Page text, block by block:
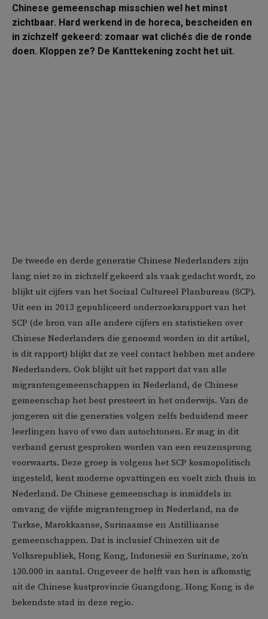
Chinese gemeenschap misschien wel het minst
zichtbaar. Hard werkend in de horeca, bescheiden en
in zichzelf gekeerd: zomaar wat clichés die de ronde
doen. Kloppen ze? De Kanttekening zocht het uit.
De tweede en derde generatie Chinese Nederlanders zijn
lang niet zo in zichzelf gekeerd als vaak gedacht wordt, zo
blijkt uit cijfers van het Sociaal Cultureel Planbureau (SCP).
Uit een in 2013 gepubliceerd onderzoeksrapport van het
SCP (de bron van alle andere cijfers en statistieken over
Chinese Nederlanders die genoemd worden in dit artikel,
is dit rapport) blijkt dat ze veel contact hebben met andere
Nederlanders. Ook blijkt uit het rapport dat van alle
migrantengemeenschappen in Nederland, de Chinese
gemeenschap het best presteert in het onderwijs. Van de
jongeren uit die generaties volgen zelfs beduidend meer
leerlingen havo of vwo dan autochtonen. Er mag in dit
verband gerust gesproken worden van een reuzensprong
voorwaarts. Deze groep is volgens het SCP kosmopolitisch
ingesteld, kent moderne opvattingen en voelt zich thuis in
Nederland. De Chinese gemeenschap is inmiddels in
omvang de vijfde migrantengroep in Nederland, na de
Turkse, Marokkaanse, Surinaamse en Antilliaanse
gemeenschappen. Dat is inclusief Chinezen uit de
Volksrepubliek, Hong Kong, Indonesië en Suriname, zo’n
130.000 in aantal. Ongeveer de helft van hen is afkomstig
uit de Chinese kustprovincie Guangdong. Hong Kong is de
bekendste stad in deze regio.